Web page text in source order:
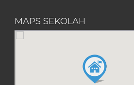
MAPS SEKOLAH